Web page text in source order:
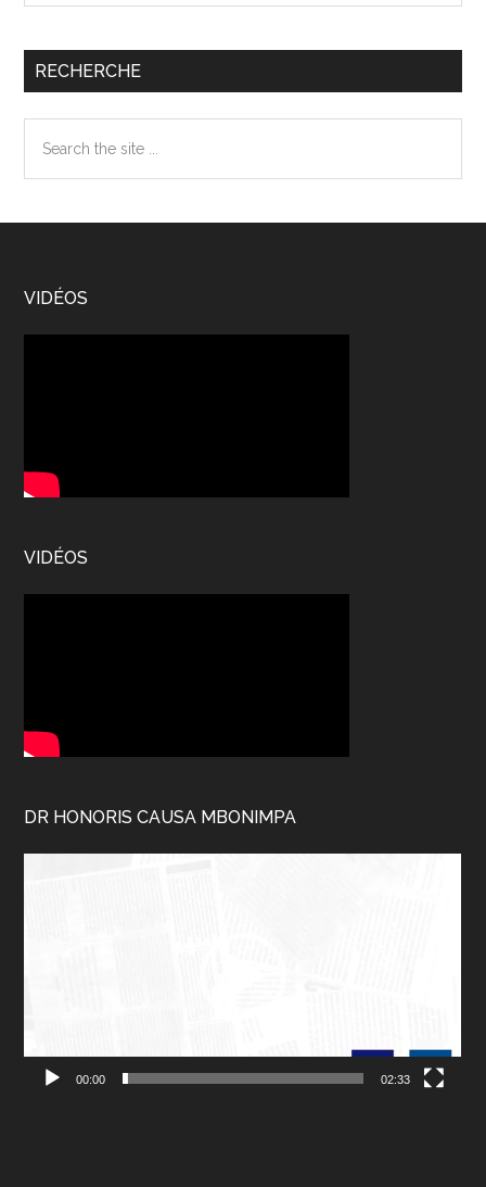
RECHERCHE
the
Footer
VIDÉOS
VIDÉOS
DR HONORIS CAUSA MBONIMPA
00:00 02:33